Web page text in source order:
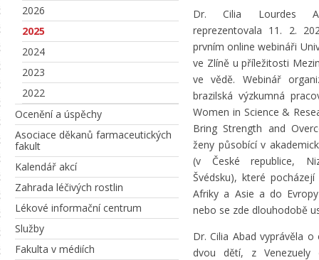
2026
2025
2024
2023
2022
Ocenění a úspěchy
Asociace děkanů farmaceutických
fakult
Kalendář akcí
Zahrada léčivých rostlin
Lékové informační centrum
Služby
Fakulta v médiích
Dr. Cilia Lourdes
reprezentovala 11. 2.
prvním online webináři
ve Zlíně u příležitosti
ve vědě. Webinář
brazilská výzkumná
Women in Science &
Bring Strength and
ženy působící v
(v České republice,
Švédsku), které
Afriky a Asie a do
nebo se zde dlouhodobě
Dr. Cilia Abad vyprávěla
dvou dětí, z